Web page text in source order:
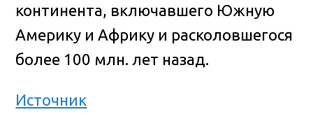
континента, включавшего Южную
Америку и Африку и расколовшегося
более 100 млн. лет назад.
Источник